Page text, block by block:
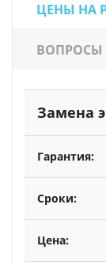
ЦЕНЫ НА
ВОПРОСЫ
Замена